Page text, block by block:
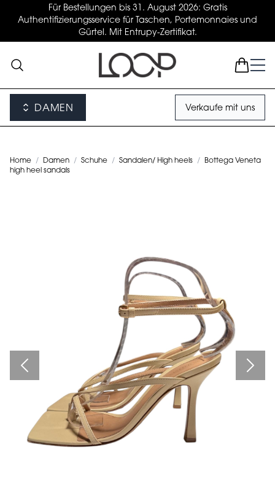
Für Bestellungen bis 31. August 2026: Gratis
Authentifizierungsservice für Taschen, Portemonnaies und
Gürtel. Mit Entrupy-Zertifikat.
DAMEN Verkaufe mit uns
Home / Damen / Schuhe / Sandalen/ High heels /
Bottega Veneta
high heel sandals